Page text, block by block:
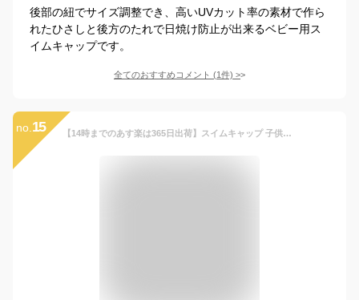
後部の紐でサイズ調整でき、高いUVカット率の素材で作ら
れたひさしと後方のたれで日焼け防止が出来るベビー用ス
イムキャップです。
全てのおすすめコメント (1件) >
no. 15 【14時までのあす楽は365日出荷】スイムキャップ 子供用 男の子 男児 UVカット ブランド オレンジボンボン ユアーズアーミーワールド 子供 帽子 海水浴 海 プール 日よけ 紫外線対策 熱中症